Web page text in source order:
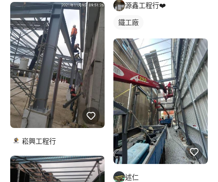
崧興工程行
源鑫工程行❤️
鐵工廠
述仁